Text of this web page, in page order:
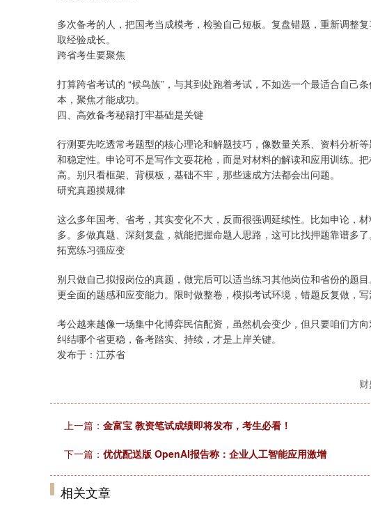
多次备考的人，把国考当成模考，检验自己短板。复盘错题，重新调整
取经验成长。
跨省考生要聚焦
打算跨省考试的 “候鸟族”，与其到处跑着考试，不如选一个最适合自己
本，聚焦才能成功。
四、高效备考秘籍打牢基础是关键
行测要先吃透常考题型的核心理论和解题技巧，像数量关系、资料分析
和稳定性。申论可不是写作文耍花枪，而是对材料的解读和应用训练。
高。别只看框架、背模板，基础不牢，那些速成方法都会出问题。
研究真题摸规律
这么多年国考、省考，其实变化不大，反而很强调延续性。比如申论，
多。多做真题、深刻复盘，就能把握命题人思路，这可比找押题靠谱多了
拓宽练习强应变
别只做自己拟报岗位的真题，做完后可以适当练习其他岗位和省份的题
更全面的题感和应变能力。限时做整卷，模拟考试环境，错题反复做，
考公越来越像一场集中化博弈民信配资，虽然机会变少，但只要咱们方
纠结哪个省更稳，备考踏实、持续，才是上岸关键。
发布于：江苏省
上一篇： 金富宝 教资笔试成绩即将发布，考生必看！
下一篇： 优优配送版 OpenAI报告称：企业人工智能应用激增
相关文章